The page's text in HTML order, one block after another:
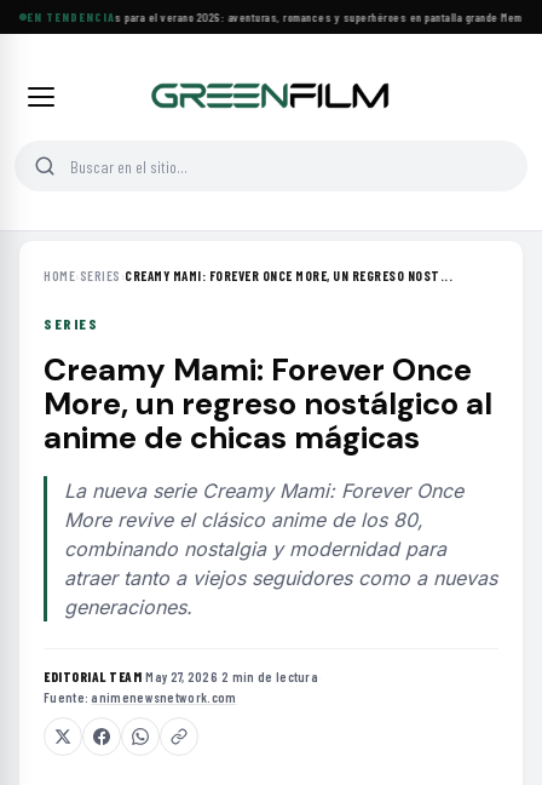
EN TENDENCIA
Estrenos y clásicos para el verano 2026: aventuras, romances y superhéroes en pantalla grande·Memoria
HOME› SERIES ›CREAMY MAMI: FOREVER ONCE MORE, UN REGRESO NOST...
SERIES
Creamy Mami: Forever Once
More, un regreso nostálgico al
anime de chicas mágicas
La nueva serie Creamy Mami: Forever Once
More revive el clásico anime de los 80,
combinando nostalgia y modernidad para
atraer tanto a viejos seguidores como a nuevas
generaciones.
EDITORIAL TEAM·May 27, 2026·2 min de lectura·
Fuente:animenewsnetwork.com